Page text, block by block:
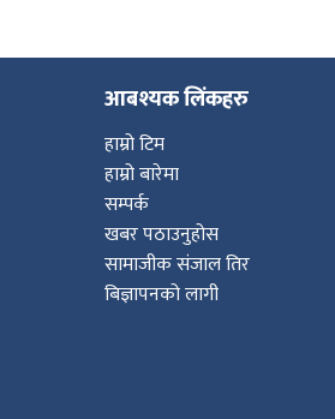
आबश्यक लिंकहरु
हाम्रो टिम
हाम्रो बारेमा
सम्पर्क
खबर पठाउनुहोस
सामाजीक संजाल तिर
बिज्ञापनको लागी